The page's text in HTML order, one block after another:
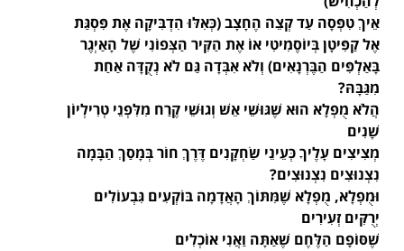
אֵיךְ טִפְּסָה עַד קְצֵה הֶחָצָב (כְּאִלּוּ הִדְבִּיקָה אֶת פִּסְגַּת
אֶל קַפִּיטָן בְּיוֹסֶמִיטִי אוֹ אֶת הַקִּיר הַצְּפוֹנִי שֶׁל הָאַיְגֶר
בָּאַלְפִּים הַבֶּרְנָאִים) וְלֹא אִבְּדָה גַּם לֹא נְקֻדָּה אַחַת
מִגַּבָּהּ?
הֲלֹא מֻפְלָא הוּא שֶׁגּוּשֵׁי אֵשׁ וְגוּשֵׁי קֶרַח מִלִּפְנֵי טְרִילְיוֹן
שָׁנִים
מְצִיצִים עָלֶיךָ כְּעֵינֵי שַׂחְקָנִים דֶּרֶךְ חוֹר בְּמָסַךְ הַבָּמָה
נִצְנוּצִים נִצְנוּצִים?
וּמֻפְלָא, מֻפְלָא שֶׁמִּתּוֹךְ הָאֲדָמָה בּוֹקְעִים גִּבְעוֹלִים
יְרֻקִּים זְעִירִים
שֶׁסּוֹפָם הַלֶּחֶם שֶׁאַתָּה וַאֲנִי אוֹכְלִים